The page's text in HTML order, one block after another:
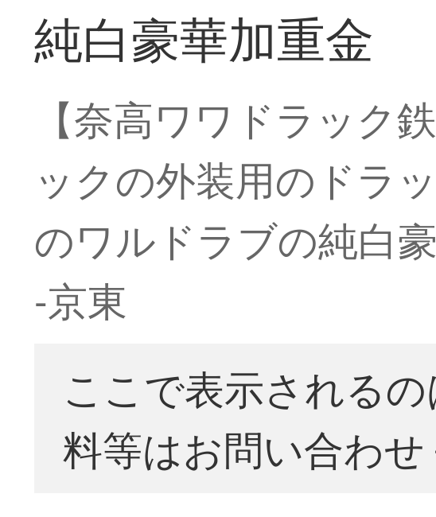
純白豪華加重金
【奈高ワワドラック
ックの外装用のドラ
のワルドラブの純白
-京東
ここで表示される
料等はお問い合わ